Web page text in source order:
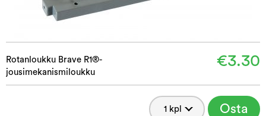
Rotanloukku Brave R1®-
jousimekanismiloukku
€3.30
Osta